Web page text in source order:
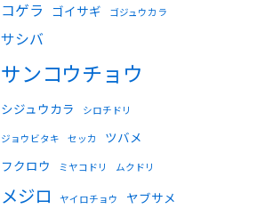
コゲラ ゴイサギ ゴジュウカラ
サシバ
サンコウチョウ
シジュウカラ シロチドリ
ジョウビタキ セッカ
ツバメ
フクロウ
ミヤコドリ ムクドリ
メジロ ヤイロチョウ ヤブサメ